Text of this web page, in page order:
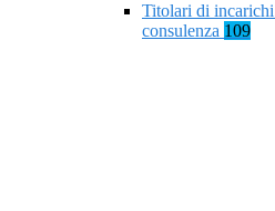
Titolari di
consulenza 109